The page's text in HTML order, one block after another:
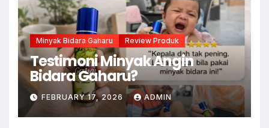
Minyak Bidara Gaharu Review Produk
Testimoni Minyak Angin
Bidara Gaharu?
FEBRUARY 17, 2026 ADMIN